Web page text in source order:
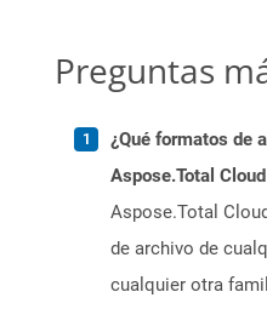
Preguntas
¿Qué formatos de
Aspose.Total
Aspose.Total
de archivo de
cualquier otra